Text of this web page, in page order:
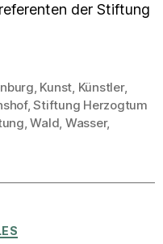
der Stiftung
Kunst Künstler,
,Stiftung Herzogtum
,Wald Wasser,